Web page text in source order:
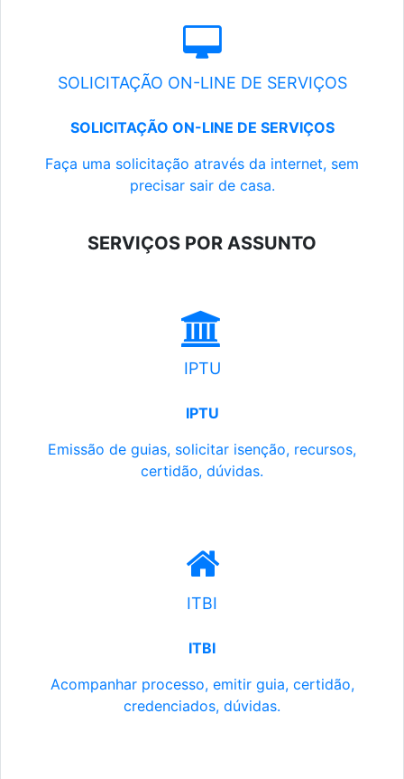
SOLICITAÇÃO ON-LINE DE SERVIÇOS
SOLICITAÇÃO ON-LINE DE SERVIÇOS
Faça uma solicitação através da internet, sem
precisar sair de casa.
SERVIÇOS POR ASSUNTO
IPTU
IPTU
Emissão de guias, solicitar isenção, recursos,
certidão, dúvidas.
ITBI
ITBI
Acompanhar processo, emitir guia, certidão,
credenciados, dúvidas.